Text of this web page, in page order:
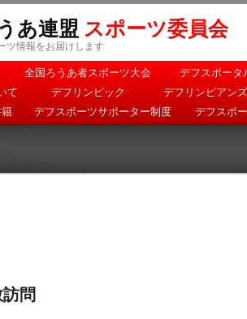
あ連盟 スポーツ委員会
ツ情報をお届けします
全国ろうあ者スポーツ大会 デフスポータ
て デフリンピック デフリンピアン
デフスポーツサポーター制度 デフスポ
問